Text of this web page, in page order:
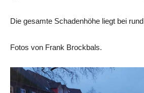
Die gesamte Schadenhöhe liegt bei rund
Fotos von Frank Brockbals.